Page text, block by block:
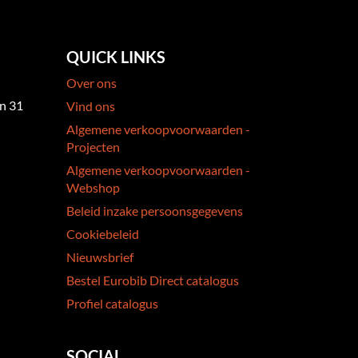
31
QUICK LINKS
Over ons
Vind ons
Algemene verkoopvoorwaarden -
Projecten
Algemene verkoopvoorwaarden -
Webshop
Beleid inzake persoonsgegevens
Cookiebeleid
Nieuwsbrief
Bestel Eurobib Direct catalogus
Profiel catalogus